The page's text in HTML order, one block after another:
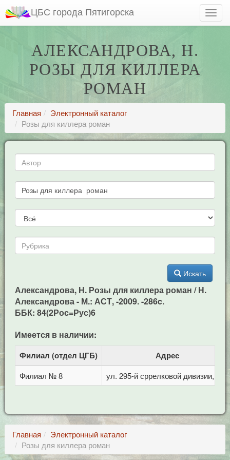
ЦБС города Пятигорска
АЛЕКСАНДРОВА, Н.
РОЗЫ ДЛЯ КИЛЛЕРА
РОМАН
Главная
Электронный каталог
Розы для киллера роман
Искать
Александрова, Н. Розы для киллера роман / Н.
Александрова - М.: АСТ, -2009. -286c.
ББК: 84(2Рос=Рус)6
Имеется в наличии:
Филиал (отдел ЦГБ) Адрес
Филиал № 8 ул. 295-й сррелковой дивизии, 114
Главная
Электронный каталог
Розы для киллера роман